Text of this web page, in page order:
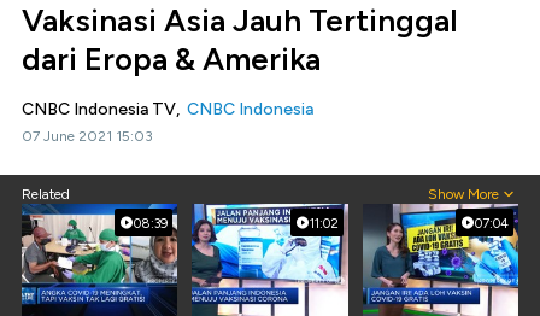
Vaksinasi Asia Jauh Tertinggal
dari Eropa & Amerika
CNBC Indonesia TV, CNBC Indonesia
07 June 2021 15:03
Related Show More
08:39 11:02 07:04